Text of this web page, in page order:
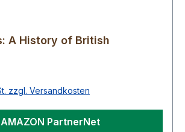
A History of British
zzgl. Versandkosten
AMAZON PartnerNet